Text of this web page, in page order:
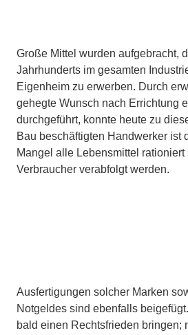
Große Mittel wurden aufgebracht,
Jahrhunderts im gesamten
Eigenheim zu erwerben. Durch
gehegte Wunsch nach Errichtung
durchgeführt, konnte heute zu
Bau beschäftigten Handwerker ist
Mangel alle Lebensmittel
Verbraucher verabfolgt werden.
Ausfertigungen solcher Marken
Notgeldes sind ebenfalls
bald einen Rechtsfrieden bringen;